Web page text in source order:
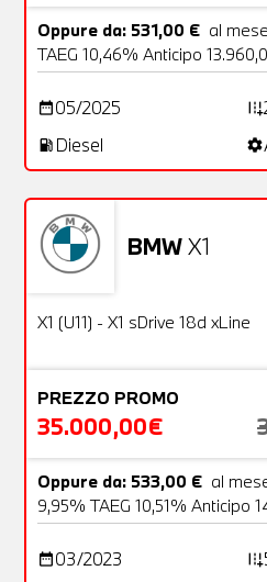
Oppure da: 531,00 € al
TAEG 10,46% Anticipo
date_range05/2025 add_road
local_gas_station Diesel settings
BMWX1
Usato
X1 (U11) - X1 sDrive 18d xLine
PREZZO PROMO
35.000,00€
Oppure da: 533,00 € al
9,95% TAEG 10,51% Anticipo
date_range03/2023 add_road